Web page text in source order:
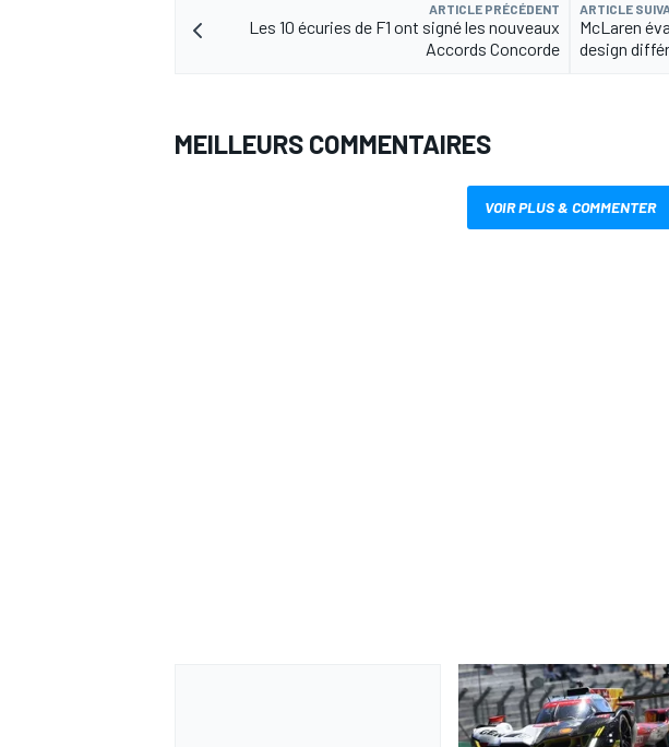
ARTICLE PRÉCÉDENT
Les 10 écuries de F1 ont signé les nouveaux
Accords Concorde
ARTICLE
McLaren
design
MEILLEURS COMMENTAIRES
VOIR PLUS & COMMENTER